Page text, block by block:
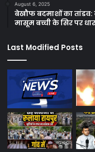
August 6, 2025
बेखौफ बदमाशों का तांडव:
मासूम बच्ची के सिर पर
Last Modified Posts